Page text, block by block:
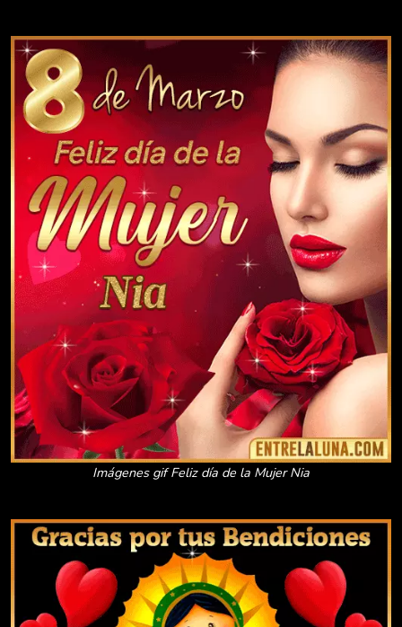
Imágenes gif Feliz día de la Mujer Nia